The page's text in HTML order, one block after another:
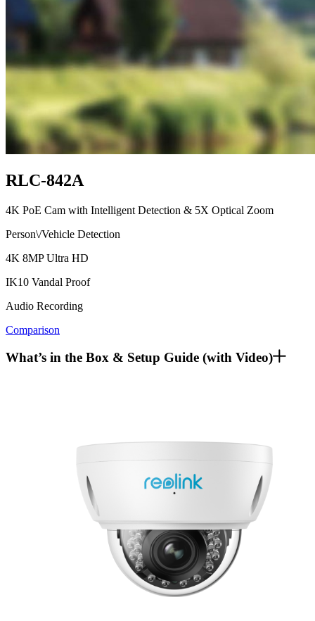
RLC-842A
4K PoE Cam with Intelligent Detection & 5X Optical Zoom
Person\/Vehicle Detection
4K 8MP Ultra HD
IK10 Vandal Proof
Audio Recording
Comparison
What’s in the Box & Setup Guide (with Video)